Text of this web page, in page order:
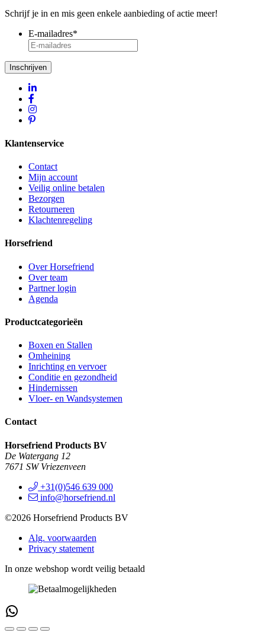
Schrijf je in en mis geen enkele aanbieding of actie meer!
E-mailadres*
Inschrijven
Klantenservice
Contact
Mijn account
Veilig online betalen
Bezorgen
Retourneren
Klachtenregeling
Horsefriend
Over Horsefriend
Over team
Partner login
Agenda
Productcategorieën
Boxen en Stallen
Omheining
Inrichting en vervoer
Conditie en gezondheid
Hindernissen
Vloer- en Wandsystemen
Contact
Horsefriend Products BV
De Watergang 12
7671 SW Vriezenveen
+31(0)546 639 000
info@horsefriend.nl
©2026 Horsefriend Products BV
Alg. voorwaarden
Privacy statement
In onze webshop wordt veilig betaald